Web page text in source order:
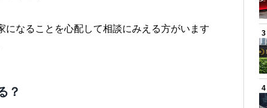
なることを心配して相談にみえる方がいます
？